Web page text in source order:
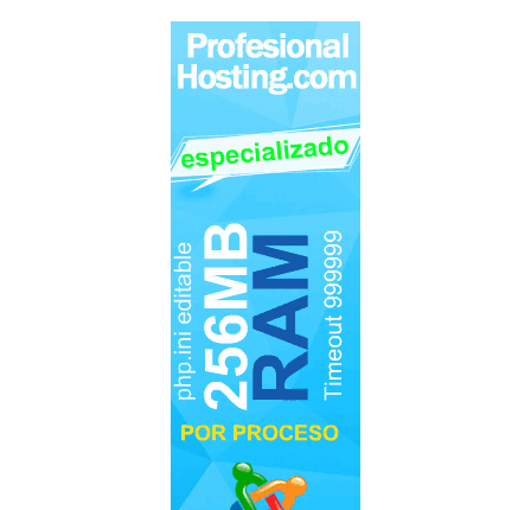
de
Internet»